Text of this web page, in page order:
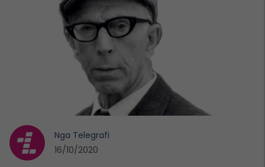
Nga Telegrafi
16/10/2020